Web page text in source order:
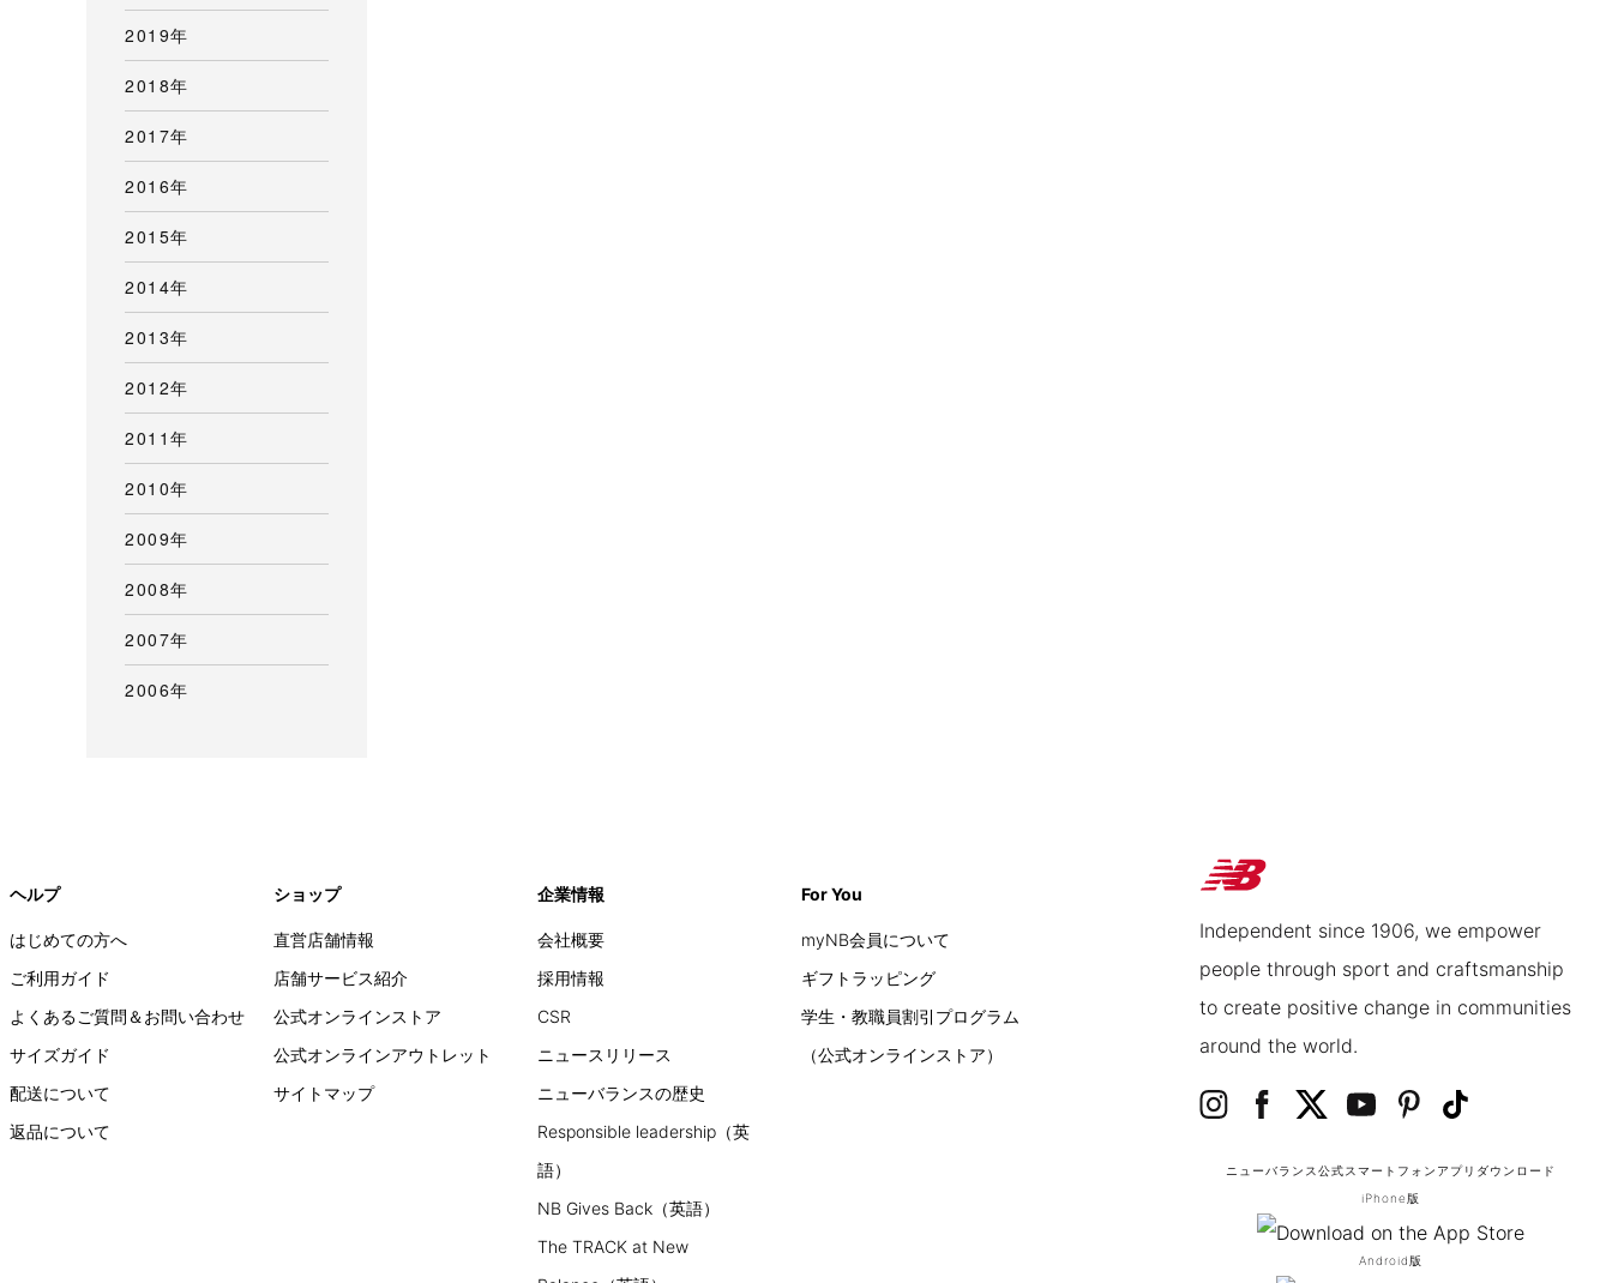
2019年
2018年
2017年
2016年
2015年
2014年
2013年
2012年
2011年
2010年
2009年
2008年
2007年
2006年
ヘルプ
はじめての方へ
ご利用ガイド
よくあるご質問＆お問い合わせ
サイズガイド
配送について
返品について
ショップ
直営店舗情報
店舗サービス紹介
公式オンラインストア
公式オンラインアウトレット
サイトマップ
企業情報
会社概要
採用情報
CSR
ニュースリリース
ニューバランスの歴史
Responsible leadership（英
語）
NB Gives Back（英語）
The TRACK at New
For You
myNB会員について
ギフトラッピング
学生・教職員割引プログラム
（公式オンラインストア）
Independent since 1906, we empower
people through sport and craftsmanship
to create positive change in communities
around the world.
ニューバランス公式スマートフォンアプリ ダウンロード
iPhone版
Android版